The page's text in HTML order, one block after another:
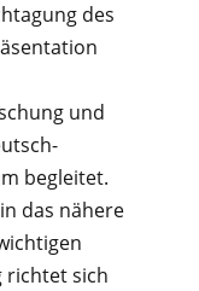
des
und
begleitet.
das nähere
richtet sich